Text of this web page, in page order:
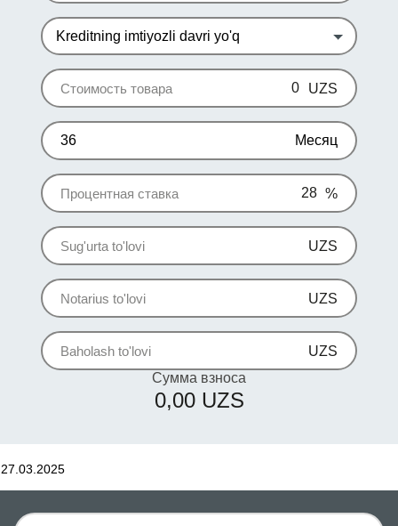
Kreditning imtiyozli davri yo'q
Стоимость товара UZS
Месяц
Процентная ставка %
Sug'urta to'lovi UZS
Notarius to'lovi UZS
Baholash to'lovi
UZS
Сумма взноса
0,00 UZS
27.03.2025